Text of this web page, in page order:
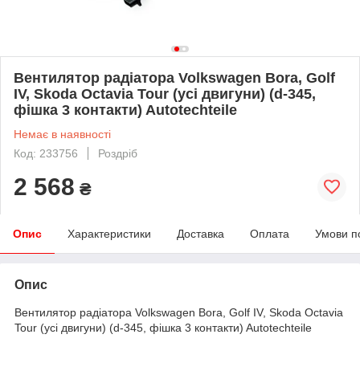
Вентилятор радіатора Volkswagen Bora, Golf
IV, Skoda Octavia Tour (усі двигуни) (d-345,
фішка 3 контакти) Autotechteile
Немає в наявності
Код: 233756
Роздріб
2 568 ₴
Опис Характеристики Доставка Оплата Умови
Опис
Вентилятор радіатора Volkswagen Bora, Golf IV, Skoda Octavia
Tour (усі двигуни) (d-345, фішка 3 контакти) Autotechteile